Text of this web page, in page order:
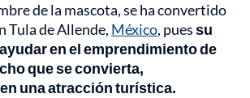
de la mascota, se ha convertido
Tula de Allende, México, puessu
en el emprendimiento de
que se convierta,
una atracción turística.